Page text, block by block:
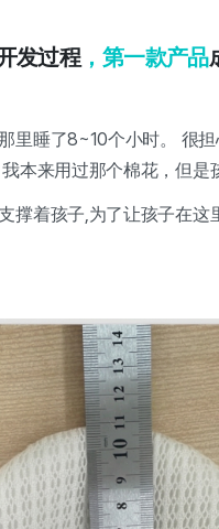
发过程，第一款产品
里睡了8~10个小时。 很
本来用过那个棉花，但
撑着孩子,为了让孩子在这